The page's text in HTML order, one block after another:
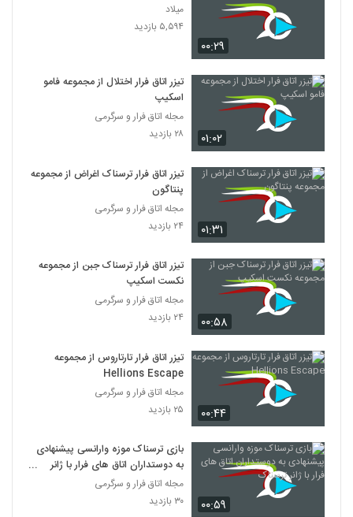
۰۰:۲۹
میلاد
۵,۵۹۴ بازدید
۰۱:۰۲
تیزر اتاق فرار اختلال از مجموعه فامو
اسکیپ
مجله اتاق فرار و سرگرمی
۲۸ بازدید
۰۱:۳۱
تیزر اتاق فرار ترسناک اغراض از مجموعه
پنتاگون
مجله اتاق فرار و سرگرمی
۲۴ بازدید
۰۰:۵۸
تیزر اتاق فرار ترسناک جبن از مجموعه
نکست اسکیپ
مجله اتاق فرار و سرگرمی
۲۴ بازدید
۰۰:۴۴
تیزر اتاق فرار تارتاروس از مجموعه
Hellions Escape
مجله اتاق فرار و سرگرمی
۲۵ بازدید
۰۰:۵۹
بازی ترسناک موزه وارانسی پیشنهادی
به دوستداران اتاق های فرار با ژانر
ترسناک
مجله اتاق فرار و سرگرمی
۳۰ بازدید